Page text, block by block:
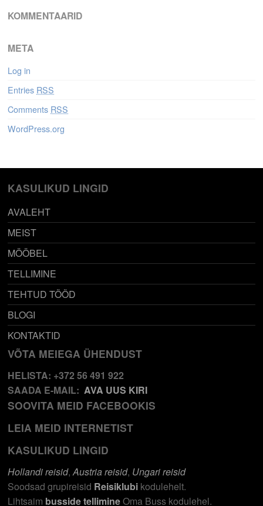
KOMMENTAARID
META
Log in
Entries RSS
Comments RSS
WordPress.org
KASULIKUD LINGID
AVALEHT
MEIST
MÖÖBEL
TELLIMINE
TEHTUD TÖÖD
BLOGI
KONTAKTID
VÕTA MEIEGA ÜHENDUST
HELISTA: +372 56 491 922
SAADA E-MAIL:AVA UUS KIRI
SOOVITA MEID FACEBOOKIS
LEIA MEID INTERNETIST
KASULIKUD LINGID
Hollandi reisid,Austria reisid, Ungari reisid
Soodsad grupireisid Reisiklubi kodulehelt.
Lihtsaim busside tellimineOma Buss kodulehel.